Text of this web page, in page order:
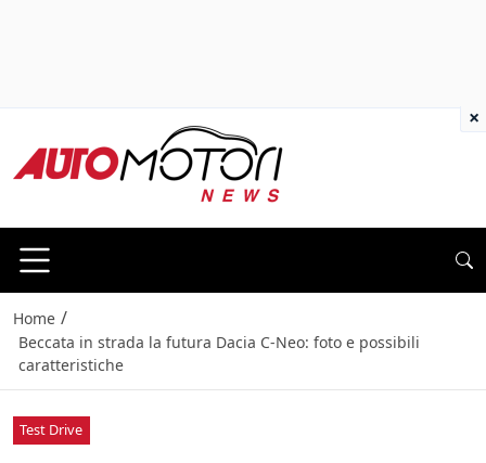
Home /
Beccata in strada la futura Dacia C-Neo: foto e possibili
caratteristiche
Test Drive
×